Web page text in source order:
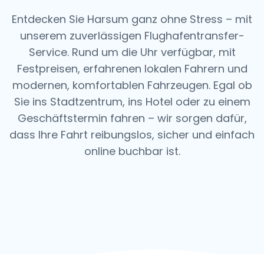
Entdecken Sie Harsum ganz ohne Stress – mit
unserem zuverlässigen Flughafentransfer-
Service. Rund um die Uhr verfügbar, mit
Festpreisen, erfahrenen lokalen Fahrern und
modernen, komfortablen Fahrzeugen. Egal ob
Sie ins Stadtzentrum, ins Hotel oder zu einem
Geschäftstermin fahren – wir sorgen dafür,
dass Ihre Fahrt reibungslos, sicher und einfach
online buchbar ist.